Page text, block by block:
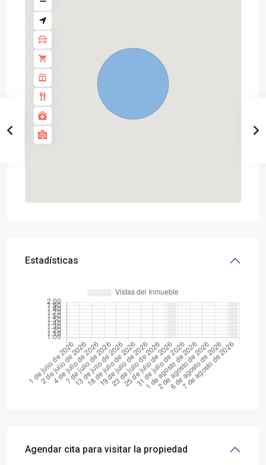
Estadísticas
Agendar cita para visitar la propiedad